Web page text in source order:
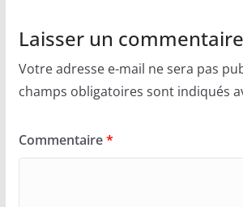
Laisser un commentaire
Votre adresse e-mail ne sera pas
champs obligatoires sont indiqués
Commentaire*